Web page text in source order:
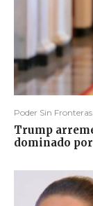
Poder Sin Fronteras
Trump
dominado